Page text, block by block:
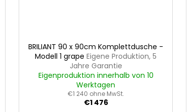
BRILIANT 90 x 90cm Komplettdusche -
Modell 1 grape Eigene Produktion, 5
Jahre Garantie
Eigenproduktion innerhalb von 10
Werktagen
€1 240 ohne MwSt.
€1 476